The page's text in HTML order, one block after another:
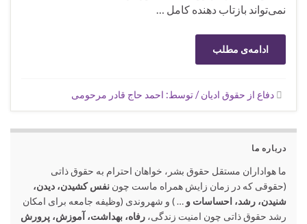
نمی‌تواند بازتاب ‌دهنده کامل …
ادامه‌ی مطلب
دفاع از حقوق ادیان / توسط: احمد حاج قادر مرحومی
درباره ما
ما هواداران مستقل حقوق بشر، خواهان احترام به حقوق ذاتی
(حقوقی که در زمان زایش همراه ماست چون نفس کشیدن، دیدن،
شنیدن، رشد، احساسات و … ) و شهروندی (وظیفه جامعه برای امکان
رشد حقوق ذاتی چون امنیت زندگی، رفاه، بهداشت، آموزش، پرورش